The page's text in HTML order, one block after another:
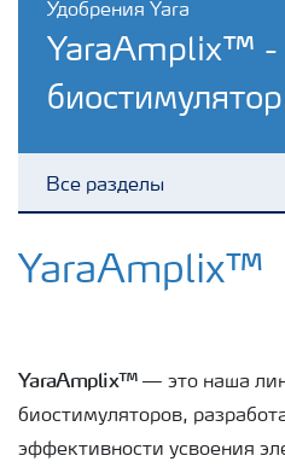
Удобрения Yara
YaraAmplix™ -
Все разделы
Удобрения Yara
Инструменты и сервисы
YaraAmplix™
YaraAmplix™— это наша
биостимуляторов,
эффективности усвоения